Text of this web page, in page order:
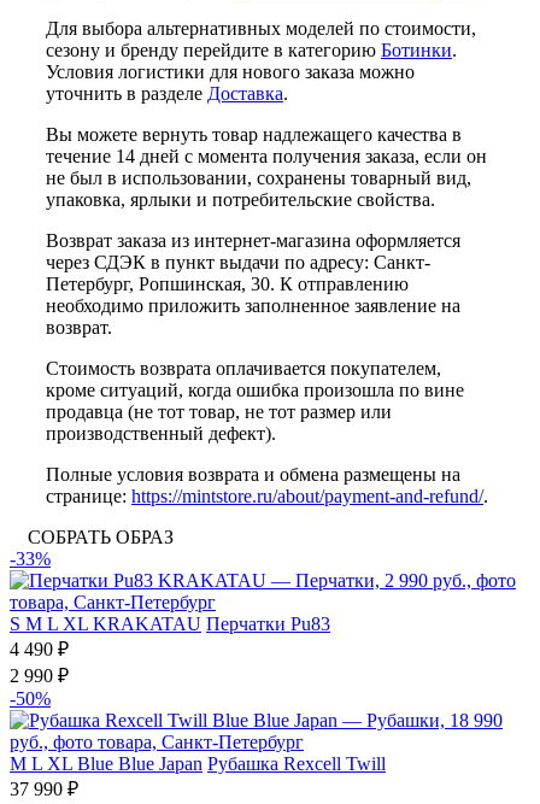
Для выбора альтернативных моделей по стоимости,
сезону и бренду перейдите в категорию Ботинки.
Условия логистики для нового заказа можно
уточнить в разделе Доставка.
Вы можете вернуть товар надлежащего качества в
течение 14 дней с момента получения заказа, если он
не был в использовании, сохранены товарный вид,
упаковка, ярлыки и потребительские свойства.
Возврат заказа из интернет-магазина оформляется
через СДЭК в пункт выдачи по адресу: Санкт-
Петербург, Ропшинская, 30. К отправлению
необходимо приложить заполненное заявление на
возврат.
Стоимость возврата оплачивается покупателем,
кроме ситуаций, когда ошибка произошла по вине
продавца (не тот товар, не тот размер или
производственный дефект).
Полные условия возврата и обмена размещены на
странице: https://mintstore.ru/about/payment-and-refund/.
СОБРАТЬ ОБРАЗ
-33%
S M L XL KRAKATAU Перчатки Pu83
4 490 ₽
2 990 ₽
-50%
M L XL Blue Blue Japan Рубашка Rexcell Twill
37 990 ₽